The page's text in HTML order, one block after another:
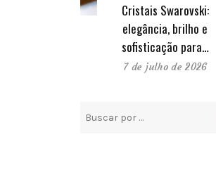
Cristais Swarovski:
elegância, brilho e
sofisticação para…
7 de julho de 2026